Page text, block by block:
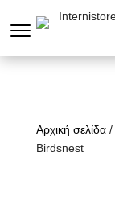
Αρχική σελίδα/
Birdsnest